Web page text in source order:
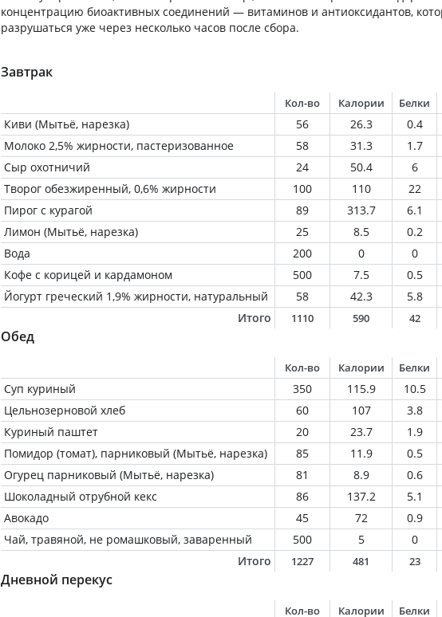
концентрацию биоактивных соединений — витаминов и антиоксидантов,
разрушаться уже через несколько часов после сбора.
Завтрак
Кол-во Калории Белки
Киви (Мытьё, нарезка) 56 26.3 0.4
Молоко 2,5% жирности, пастеризованное
58 31.3 1.7
Сыр охотничий
24 50.4 6
Творог обезжиренный, 0,6% жирности
100 110 22
Пирог с курагой
89 313.7 6.1
Лимон (Мытьё, нарезка)
25 8.5 0.2
Вода
200 0 0
Кофе с корицей и кардамоном
500 7.5 0.5
Йогурт греческий 1,9% жирности, натуральный
58 42.3 5.8
Итого
1110 590 42
Обед
Кол-во Калории Белки
Суп куриный 350 115.9 10.5
Цельнозерновой хлеб
60 107 3.8
Куриный паштет
20 23.7 1.9
Помидор (томат), парниковый (Мытьё, нарезка)
85 11.9 0.5
Огурец парниковый (Мытьё, нарезка)
81 8.9 0.6
Шоколадный отрубной кекс
86 137.2 5.1
Авокадо
45 72 0.9
Чай, травяной, не ромашковый, заваренный
500 5 0
Итого
1227 481 23
Дневной перекус
Кол-во Калории Белки